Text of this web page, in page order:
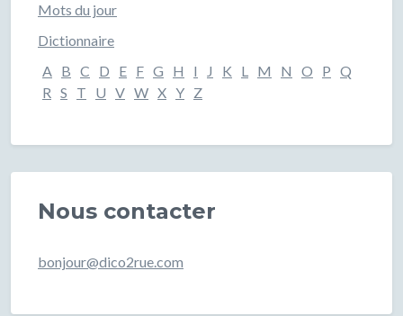
Mots du jour
Dictionnaire
A B C D E F G H I J K L M N O P Q
R S T U V W X Y Z
Nous contacter
bonjour@dico2rue.com